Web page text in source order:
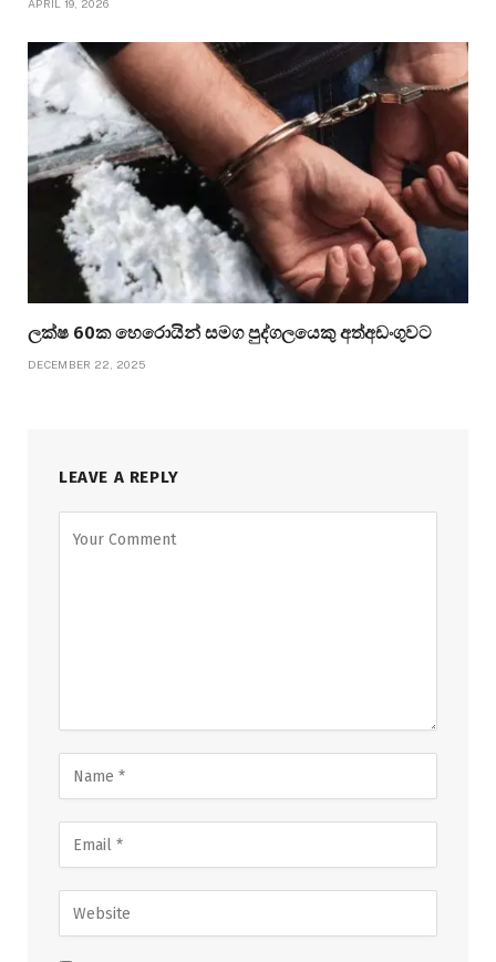
APRIL 19, 2026
ලක්ෂ 60ක හෙරොයින් සමග පුද්ගලයෙකු අත්අඩංගුවට
DECEMBER 22, 2025
LEAVE A REPLY